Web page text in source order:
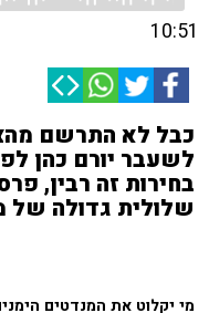
10:51
כבל לא התרשם
לשעבר יורם כהן
בחירות זה רבין,
שלולית גדולה של
מי יקלוט את המנדטים